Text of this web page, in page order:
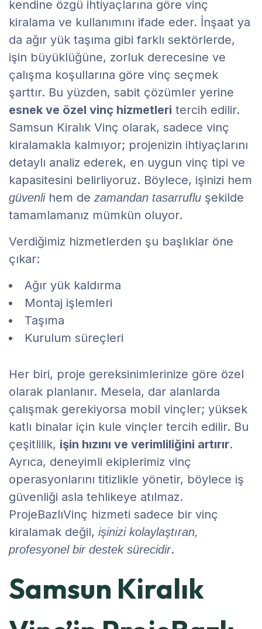
kendine özgü ihtiyaçlarına göre vinç
kiralama ve kullanımını ifade eder. İnşaat ya
da ağır yük taşıma gibi farklı sektörlerde,
işin büyüklüğüne, zorluk derecesine ve
çalışma koşullarına göre vinç seçmek
şarttır. Bu yüzden, sabit çözümler yerine
esnek ve özel vinç hizmetleri tercih edilir.
Samsun Kiralık Vinç olarak, sadece vinç
kiralamakla kalmıyor; projenizin ihtiyaçlarını
detaylı analiz ederek, en uygun vinç tipi ve
kapasitesini belirliyoruz. Böylece, işinizi hem
güvenlihem de zamandan tasarruflu şekilde
tamamlamanız mümkün oluyor.
Verdiğimiz hizmetlerden şu başlıklar öne
çıkar:
Ağır yük kaldırma
Montaj işlemleri
Taşıma
Kurulum süreçleri
Her biri, proje gereksinimlerinize göre özel
olarak planlanır. Mesela, dar alanlarda
çalışmak gerekiyorsa mobil vinçler; yüksek
katlı binalar için kule vinçler tercih edilir. Bu
çeşitlilik, işin hızını ve verimliliğini artırır.
Ayrıca, deneyimli ekiplerimiz vinç
operasyonlarını titizlikle yönetir, böylece iş
güvenliği asla tehlikeye atılmaz.
ProjeBazlıVinç hizmeti sadece bir vinç
kiralamak değil, işinizi kolaylaştıran,
profesyonel bir destek sürecidir.
Samsun Kiralık